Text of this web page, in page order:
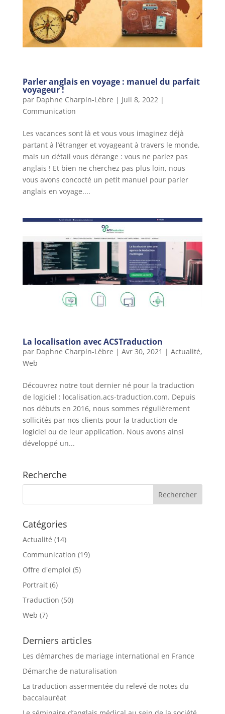
Parler anglais en voyage : manuel du parfait
voyageur !
par Daphne Charpin-Lèbre | Juil 8, 2022|
Communication
Les vacances sont là et vous vous imaginez déjà
partant à l’étranger et voyageant à travers le monde,
mais un détail vous dérange : vous ne parlez pas
anglais ! Et bien ne cherchez pas plus loin, nous
vous avons concocté un petit manuel pour parler
anglais en voyage....
La localisation avec ACSTraduction
par Daphne Charpin-Lèbre | Avr 30, 2021 | Actualité,
Web
Découvrez notre tout dernier né pour la traduction
de logiciel : localisation.acs-traduction.com. Depuis
nos débuts en 2016, nous sommes régulièrement
sollicités par nos clients pour la traduction de
logiciel ou de leur application. Nous avons ainsi
développé un...
Recherche
Catégories
Actualité (14)
Communication (19)
Offre d'emploi (5)
Portrait(6)
Traduction (50)
Web (7)
Derniers articles
Les démarches de mariage international en France
Démarche de naturalisation
La traduction assermentée du relevé de notes du
baccalauréat